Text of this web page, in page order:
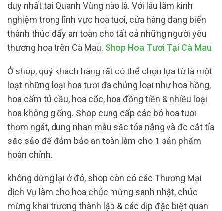
duy nhất tại Quanh Vùng nào là. Với lâu lăm kinh
nghiệm trong lĩnh vực hoa tuoi, cửa hàng đang biến
thành thúc đẩy an toàn cho tất cả những người yêu
thương hoa trên Cà Mau. Shop Hoa Tươi Tại Cà Mau
Ở shop, quý khách hàng rất có thể chọn lựa từ là một
loạt những loại hoa tươi đa chủng loại như hoa hồng,
hoa cẩm tú cầu, hoa cốc, hoa đồng tiền & nhiều loại
hoa không giống. Shop cung cấp các bó hoa tuoi
thơm ngát, dung nhan màu sắc tỏa nắng và đc cắt tỉa
sắc sảo để đảm bảo an toàn làm cho 1 sản phẩm
hoàn chỉnh.
không dừng lại ở đó, shop còn có các Thương Mại
dịch Vụ làm cho hoa chúc mừng sanh nhật, chúc
mừng khai trương thành lập & các dịp đặc biệt quan